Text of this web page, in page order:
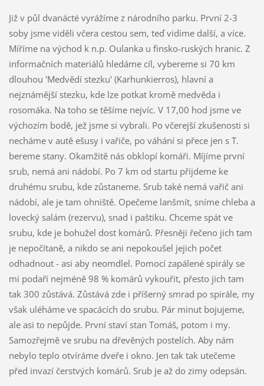
Již v půl dvanácté vyrážíme z národního parku. První 2-3
soby jsme viděli včera cestou sem, teď vidíme další, a více.
Míříme na východ k n.p. Oulanka u finsko-ruských hranic. Z
informačních materiálů hledáme cíl, vybereme si 70 km
dlouhou 'Medvědí stezku' (Karhunkierros), hlavní a
nejznámější stezku, kde lze potkat kromě medvěda i
rosomáka. Na toho se těšíme nejvíc. V 17,00 hod jsme ve
výchozím bodě, jež jsme si vybrali. Po včerejší zkušenosti si
necháme v autě ešusy i vařiče, po váhání si přece jen s T.
bereme stany. Okamžitě nás obklopí komáři. Míjíme první
srub, nemá ani nádobí. Po 7 km od startu přijdeme ke
druhému srubu, kde zůstaneme. Srub také nemá vařič ani
nádobí, ale je tam ohniště. Opečeme lanšmít, sníme chleba a
lovecký salám (rezervu), snad i paštiku. Chceme spát ve
srubu, kde je bohužel dost komárů. Přesněji řečeno jich tam
je nepočítaně, a nikdo se ani nepokoušel jejich počet
odhadnout - asi aby neomdlel. Pomocí zapálené spirály se
mi podaří nejméně 98 % komárů vykouřit, přesto jich tam
tak 300 zůstává. Zůstává zde i příšerný smrad po spirále, my
však uléháme ve spacácích do srubu. Pár minut bojujeme,
ale asi to nepůjde. První staví stan Tomáš, potom i my.
Samozřejmě ve srubu na dřevěných postelích. Aby nám
nebylo teplo otvíráme dveře i okno. Jen tak tak utečeme
před invazí čerstvých komárů. Srub je až do zimy odepsán.